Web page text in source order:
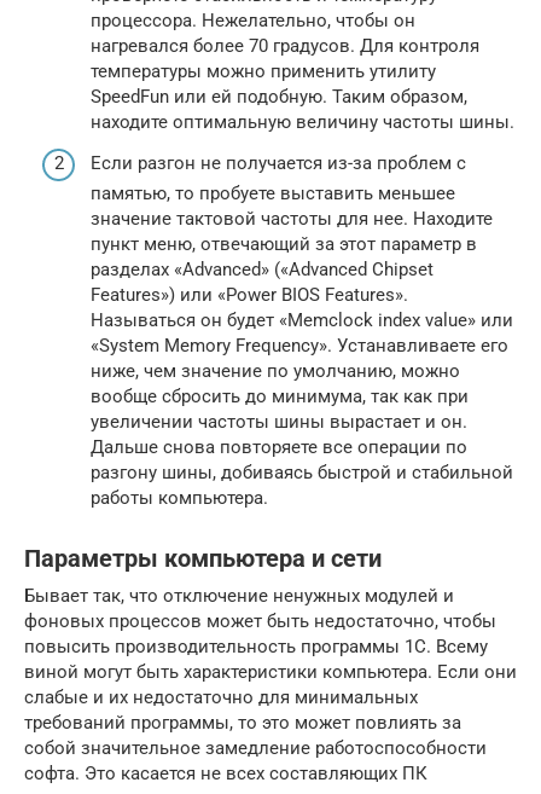
процессора. Нежелательно, чтобы он
нагревался более 70 градусов. Для контроля
температуры можно применить утилиту
SpeedFun или ей подобную. Таким образом,
находите оптимальную величину частоты шины.
Если разгон не получается из-за проблем с
памятью, то пробуете выставить меньшее
значение тактовой частоты для нее. Находите
пункт меню, отвечающий за этот параметр в
разделах «Advanced» («Advanced Chipset
Features») или «Power BIOS Features».
Называться он будет «Memclock index value» или
«System Memory Frequency». Устанавливаете его
ниже, чем значение по умолчанию, можно
вообще сбросить до минимума, так как при
увеличении частоты шины вырастает и он.
Дальше снова повторяете все операции по
разгону шины, добиваясь быстрой и стабильной
работы компьютера.
Параметры компьютера и сети
Бывает так, что отключение ненужных модулей и
фоновых процессов может быть недостаточно, чтобы
повысить производительность программы 1С. Всему
виной могут быть характеристики компьютера. Если они
слабые и их недостаточно для минимальных
требований программы, то это может повлиять за
собой значительное замедление работоспособности
софта. Это касается не всех составляющих ПК